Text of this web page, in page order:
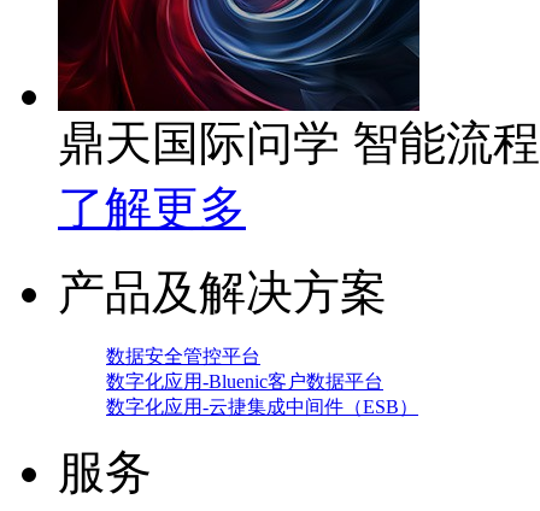
鼎天国际问学 智能流
了解更多
产品及解决方案
数据安全管控平台
数字化应用-Bluenic客户数据平台
数字化应用-云捷集成中间件（ESB）
服务